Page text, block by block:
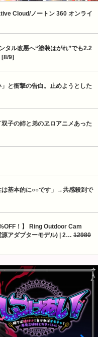
Cloud/ノートン 360 オンライ
タル改悪へ“塗装はがれ”でも2.2
9]
と衝撃の告白。止めようとした
子の姉と弟のヱロアニメあった
は基本的に○○です」→共感殺到で
！】 Ring Outdoor Cam
源アダプターモデル) | 2… 12980